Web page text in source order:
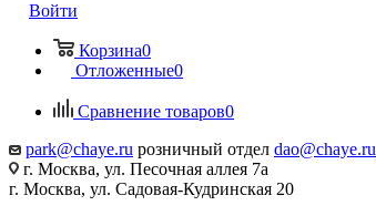
Войти
Корзина0
Отложенные0
Сравнение товаров0
park@chaye.ru розничный отдел dao@chaye.ru
г. Москва, ул. Песочная аллея 7а
г. Москва, ул. Садовая-Кудринская 20